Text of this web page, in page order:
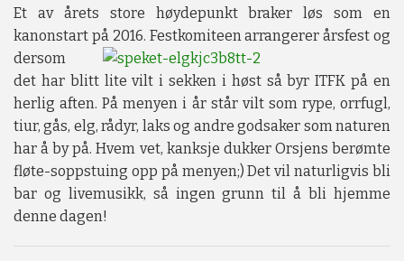
Et av årets store høydepunkt braker løs som en
kanonstart på 2016. Festkomiteenarrangerer årsfest og
dersom
det har blitt lite vilt i sekken i høst så byr ITFK på en
herlig aften. På menyen i år står vilt som rype, orrfugl,
tiur, gås, elg, rådyr, laks og andre godsaker som naturen
har å by på. Hvem vet, kanksje dukker Orsjens berømte
fløte-soppstuing opp på menyen;) Det vil naturligvis bli
bar og livemusikk, så ingen grunn til å bli hjemme
denne dagen!